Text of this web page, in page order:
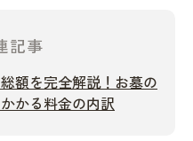
記事
額を完全解説！お墓の
かる料金の内訳